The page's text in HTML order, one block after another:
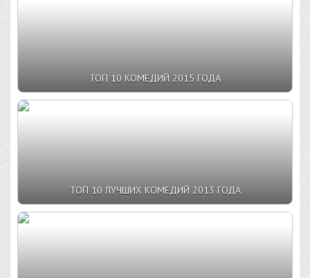
ТОП 10 КОМЕДИЙ 2015 ГОДА
ТОП 10 ЛУЧШИХ КОМЕДИЙ 2013 ГОДА